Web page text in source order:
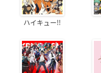
ハイキュー!!